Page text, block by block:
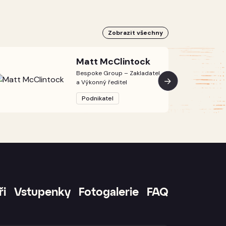
Zobrazit všechny
Matt McClintock
Bespoke Group – Zakladatel
a Výkonný ředitel
Podnikatel
Vstupenky Fotogalerie FAQ